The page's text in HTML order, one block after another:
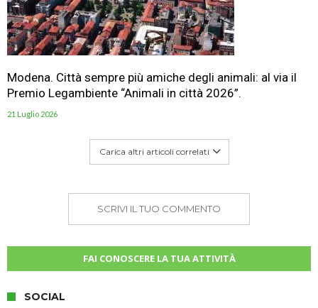
Modena. Città sempre più amiche degli animali: al via il
Premio Legambiente “Animali in città 2026”.
21 Luglio 2026
Carica altri articoli correlati
SCRIVI IL TUO COMMENTO
FAI CONOSCERE LA TUA ATTIVITÀ
SOCIAL